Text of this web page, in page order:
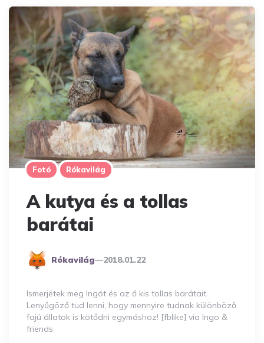
Fotó Rókavilág
A kutya és a tollas
barátai
Posted
Rókavilág 2018.01.22
Ismerjétek meg Ingót és az ő kis tollas barátait.
Lenyűgöző tud lenni, hogy mennyire tudnak különböző
fajú állatok is kötődni egymáshoz! [fblike] via Ingo &
friends